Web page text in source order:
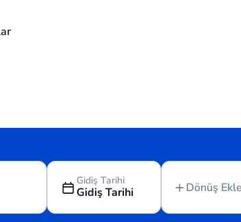
Gidiş Tarihi
Gidiş Tarihi Dönüş Ekle